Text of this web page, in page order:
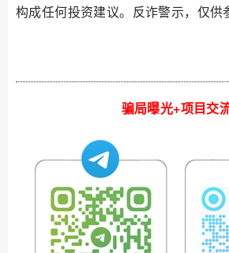
构成任何投资建议。反诈警示，仅供
骗局曝光+项目交